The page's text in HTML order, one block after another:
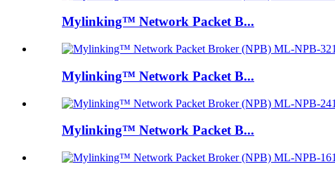
Mylinking™ Network Packet B...
Mylinking™ Network Packet B...
Mylinking™ Network Packet B...